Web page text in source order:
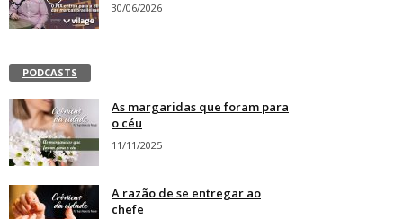
30/06/2026
PODCASTS
As margaridas que foram para
o céu
11/11/2025
A razão de se entregar ao
chefe